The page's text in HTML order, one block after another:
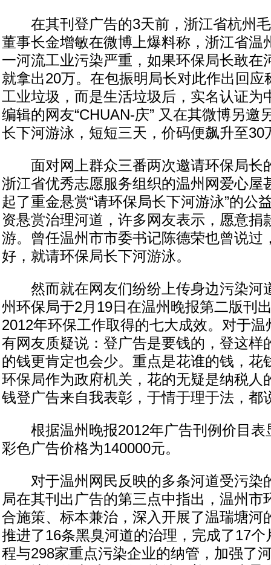
在其刊登广告的3天前，浙江省杭州毛
董事长金增敏在微博上爆料称，浙江省温
一河流工业污染严重，如果环保局长敢在
就拿出20万。在包振明局长对此作出回应
工业垃圾，而是生活垃圾后，实名认证为
编辑的网友“CHUAN-庆” 又在其微博另邀
长下河游泳，短短三天，价码便飙升至30
面对网上群众三番两次邀请环保局长
浙江省优秀志愿服务组织的温州网爱心屋
起了重金悬赏“请环保局长下河游泳”的公
资悬赏治理河道，许多网友表示，愿意捐
游。曾任温州市市委书记陈德荣也曾说过
好，就请环保局长下河游泳。
然而就在网友们纷纷上传身边污染河
州环保局于2月19日在温州晚报第二版刊
2012年环保工作取得的七大成效。对于
有网友质疑说：登广告是要钱的，登这样
的钱更肯定也会少。重点是花谁的钱，花
环保局作为政府机关，花的无疑是纳税人
钱登广告来自我表彰，于情于理于法，都
根据温州晚报2012年广告刊例价目表
彩色广告价格为140000元。
对于温州网民反映的多条河道受污染
局在其刊出广告的第三点中指出，温州市
合施策、标本兼治，深入开展了温瑞塘河
推进了16条黑臭河道的治理，完成了17
程与298家重点污染企业的纳管，加强了